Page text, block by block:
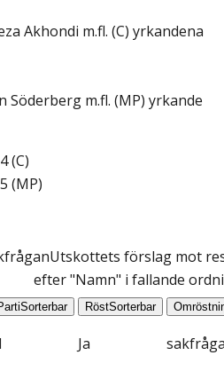
Akhondi m.fl. (C) yrkandena
Söderberg m.fl. (MP) yrkande
(C)
(MP)
Utskottets förslag mot
efter "Namn" i fallande
Sorterbar RöstSorterbar
Ja